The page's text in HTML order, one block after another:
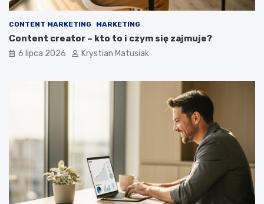
CONTENT MARKETING MARKETING
Content creator – kto to i czym się zajmuje?
6 lipca 2026 Krystian Matusiak